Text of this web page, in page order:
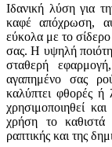
Ιδανική λύση για
καφέ απόχρωση,
εύκολα με το σίδερο
σας. Η υψηλή
σταθερή
αγαπημένο σας
καλύπτει φθορές
χρησιμοποιηθεί
χρήση το καθιστά
ραπτικής και της